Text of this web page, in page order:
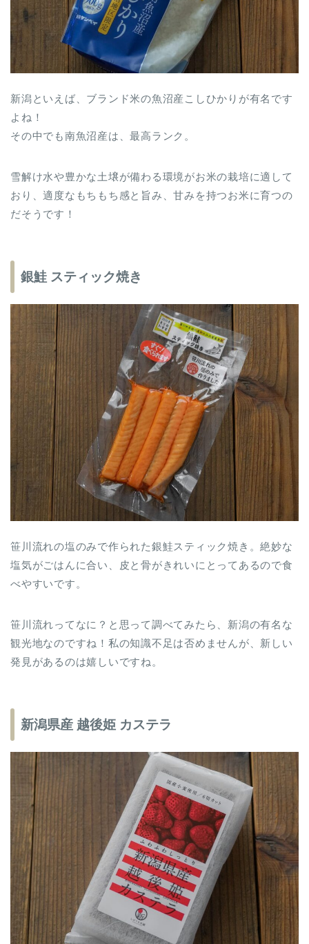
新潟といえば、ブランド米の魚沼産こしひかりが有名です
よね！
その中でも南魚沼産は、最高ランク。
雪解け水や豊かな土壌が備わる環境がお米の栽培に適して
おり、適度なもちもち感と旨み、甘みを持つお米に育つの
だそうです！
銀鮭 スティック焼き
笹川流れの塩のみで作られた銀鮭スティック焼き。絶妙な
塩気がごはんに合い、皮と骨がきれいにとってあるので食
べやすいです。
笹川流れってなに？と思って調べてみたら、新潟の有名な
観光地なのですね！私の知識不足は否めませんが、新しい
発見があるのは嬉しいですね。
新潟県産 越後姫 カステラ